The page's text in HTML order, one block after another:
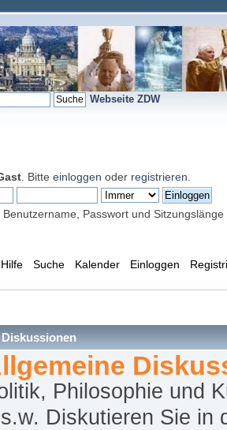
Webseite ZDW
. Bitte einloggen oder registrieren
Benutzername, Passwort und Sitzungslänge
Hilfe Suche Kalender Einloggen
Philosophie und
Diskutieren Sie in